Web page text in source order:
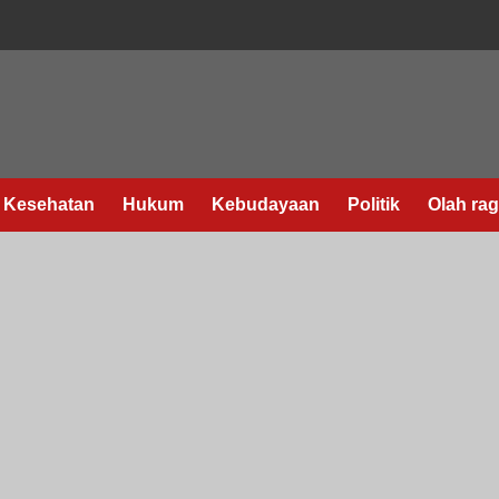
Kesehatan Hukum Kebudayaan Politik Olah